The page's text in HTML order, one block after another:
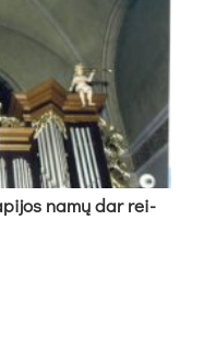
na­mų dar rei­